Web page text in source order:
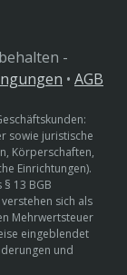
-
• AGB
sowie juristische
Körperschaften,
Einrichtungen).
13 BGB
sich als
Mehrwertsteuer
eingeblendet
und